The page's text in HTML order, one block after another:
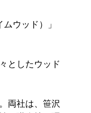
ウッド）」
としたウッド
両社は、笹沢